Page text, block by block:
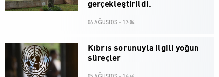
gerçekleştirildi.
06 AĞUSTOS - 17:04
Kıbrıs sorunuyla ilgili yoğun
süreçler